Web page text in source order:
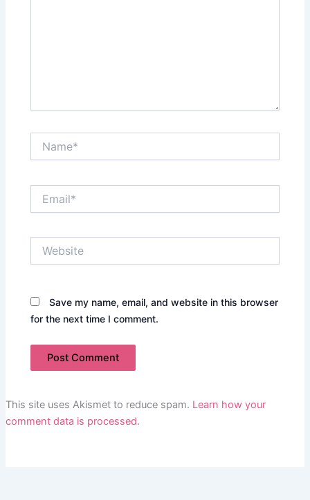
Save my name, email, and website in this browser
for the next time I comment.
This site uses Akismet to reduce spam. Learn how your
comment data is processed.